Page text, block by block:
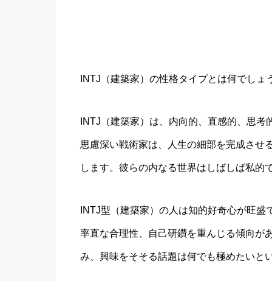
INTJ（建築家）の性格タイプとは何でしょ
INTJ（建築家）は、内向的、直感的、思
思慮深い戦術家は、人生の細部を完成させ
します。彼らの内なる世界はしばしば私的
INTJ型（建築家）の人は知的好奇心が旺
率直な合理性、自己研鑽を重んじる傾向が
み、興味をそそる話題は何でも極めたいと